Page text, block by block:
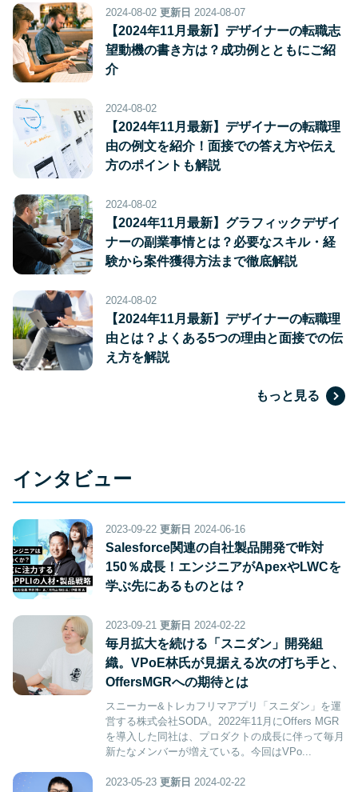
2024-08-02 更新日 2024-08-07
【2024年11月最新】デザイナーの転職志
望動機の書き方は？成功例とともにご紹
介
2024-08-02
【2024年11月最新】デザイナーの転職理
由の例文を紹介！面接での答え方や伝え
方のポイントも解説
2024-08-02
【2024年11月最新】グラフィックデザイ
ナーの副業事情とは？必要なスキル・経
験から案件獲得方法まで徹底解説
2024-08-02
【2024年11月最新】デザイナーの転職理
由とは？よくある5つの理由と面接での伝
え方を解説
もっと見る
インタビュー
2023-09-22 更新日 2024-06-16
Salesforce関連の自社製品開発で昨対
150％成長！エンジニアがApexやLWCを
学ぶ先にあるものとは？
2023-09-21 更新日 2024-02-22
毎月拡大を続ける「スニダン」開発組
織。VPoE林氏が見据える次の打ち手と、
OffersMGRへの期待とは
スニーカー&トレカフリマアプリ「スニダン」を運
営する株式会社SODA。2022年11月にOffers MGR
を導入した同社は、プロダクトの成長に伴って毎月
新たなメンバーが増えている。今回はVPo...
2023-05-23 更新日 2024-02-22